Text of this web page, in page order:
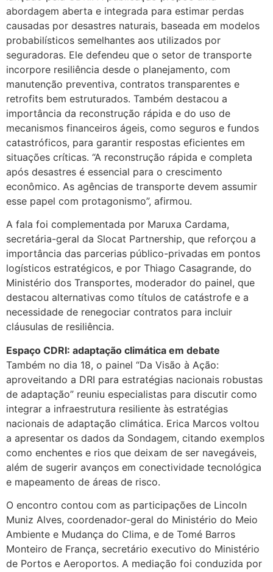
abordagem aberta e integrada para estimar perdas
causadas por desastres naturais, baseada em modelos
probabilísticos semelhantes aos utilizados por
seguradoras. Ele defendeu que o setor de transporte
incorpore resiliência desde o planejamento, com
manutenção preventiva, contratos transparentes e
retrofits bem estruturados. Também destacou a
importância da reconstrução rápida e do uso de
mecanismos financeiros ágeis, como seguros e fundos
catastróficos, para garantir respostas eficientes em
situações críticas. “A reconstrução rápida e completa
após desastres é essencial para o crescimento
econômico. As agências de transporte devem assumir
esse papel com protagonismo”, afirmou.
A fala foi complementada por Maruxa Cardama,
secretária-geral da Slocat Partnership, que reforçou a
importância das parcerias público-privadas em pontos
logísticos estratégicos, e por Thiago Casagrande, do
Ministério dos Transportes, moderador do painel, que
destacou alternativas como títulos de catástrofe e a
necessidade de renegociar contratos para incluir
cláusulas de resiliência.
Espaço CDRI: adaptação climática em debate
Também no dia 18, o painel “Da Visão à Ação:
aproveitando a DRI para estratégias nacionais robustas
de adaptação” reuniu especialistas para discutir como
integrar a infraestrutura resiliente às estratégias
nacionais de adaptação climática. Erica Marcos voltou
a apresentar os dados da Sondagem, citando exemplos
como enchentes e rios que deixam de ser navegáveis,
além de sugerir avanços em conectividade tecnológica
e mapeamento de áreas de risco.
O encontro contou com as participações de Lincoln
Muniz Alves, coordenador-geral do Ministério do Meio
Ambiente e Mudança do Clima, e de Tomé Barros
Monteiro de França, secretário executivo do Ministério
de Portos e Aeroportos. A mediação foi conduzida por